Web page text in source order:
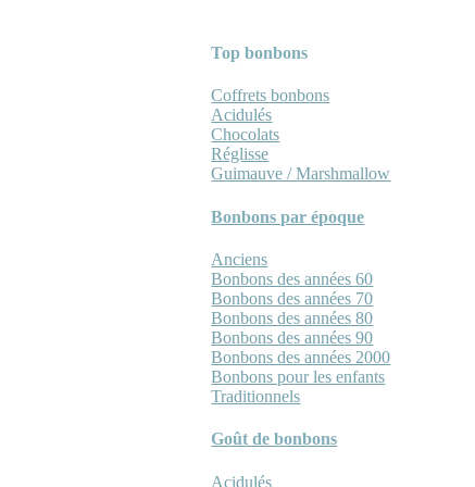
Top bonbons
Coffrets bonbons
Acidulés
Chocolats
Réglisse
Guimauve / Marshmallow
Bonbons par époque
Anciens
Bonbons des années 60
Bonbons des années 70
Bonbons des années 80
Bonbons des années 90
Bonbons des années 2000
Bonbons pour les enfants
Traditionnels
Goût de bonbons
Acidulés